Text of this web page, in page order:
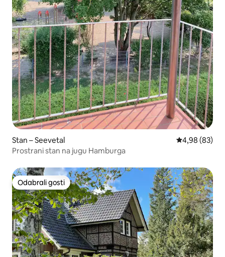
Stan – Seevetal Prosječna
4,98 (83)
Prostrani stan na jugu Hamburga
Odabrali gosti
Odabrali gosti